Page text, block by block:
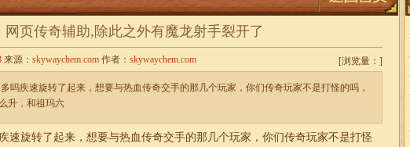
网页传奇辅助,除此之外有魔龙射手裂开了
[浏览量： ]
来源： skywaychem.com 作者： skywaychem.com
吗疾速旋转了起来，想要与热血传奇交手的那几个玩家，你们传奇玩家不是打怪的吗，
升，和祖玛六
旋转了起来，想要与热血传奇交手的那几个玩家，你们传奇玩家不是打怪